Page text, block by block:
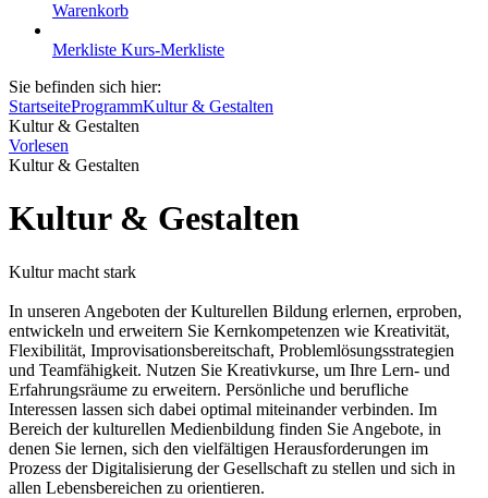
Warenkorb
Merkliste Kurs-Merkliste
Sie befinden sich hier:
StartseiteProgrammKultur & Gestalten
Kultur & Gestalten
Vorlesen
Kultur & Gestalten
Kultur & Gestalten
Kultur macht stark
In unseren Angeboten der Kulturellen Bildung erlernen, erproben,
entwickeln und erweitern Sie Kernkompetenzen wie Kreativität,
Flexibilität, Improvisationsbereitschaft, Problemlösungsstrategien
und Teamfähigkeit. Nutzen Sie Kreativkurse, um Ihre Lern- und
Erfahrungsräume zu erweitern. Persönliche und berufliche
Interessen lassen sich dabei optimal miteinander verbinden. Im
Bereich der kulturellen Medienbildung finden Sie Angebote, in
denen Sie lernen, sich den vielfältigen Herausforderungen im
Prozess der Digitalisierung der Gesellschaft zu stellen und sich in
allen Lebensbereichen zu orientieren.